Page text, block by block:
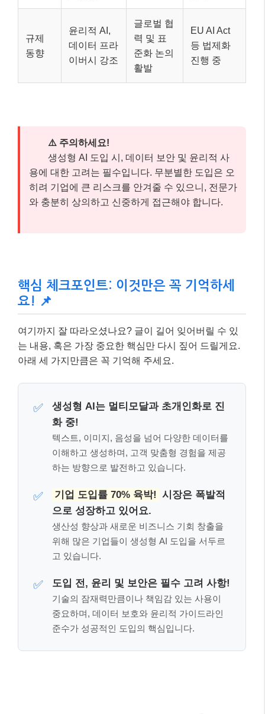
규제
동향
윤리적 AI,
데이터 프라
이버시 강조
글로벌 협
력 및 표
준화 논의
활발
EU AI Act
등 법제화
진행 중
⚠️ 주의하세요!
생성형 AI 도입 시, 데이터 보안 및 윤리적 사
용에 대한 고려는 필수입니다. 무분별한 도입은 오
히려 기업에 큰 리스크를 안겨줄 수 있으니, 전문가
와 충분히 상의하고 신중하게 접근해야 합니다.
핵심 체크포인트: 이것만은 꼭 기억하세
요! 📌
여기까지 잘 따라오셨나요? 글이 길어 잊어버릴 수 있
는 내용, 혹은 가장 중요한 핵심만 다시 짚어 드릴게요.
아래 세 가지만큼은 꼭 기억해 주세요.
✅
생성형 AI는 멀티모달과 초개인화로 진
화 중!
텍스트, 이미지, 음성을 넘어 다양한 데이터를
이해하고 생성하며, 고객 맞춤형 경험을 제공
하는 방향으로 발전하고 있습니다.
✅ 기업 도입률 70% 육박! 시장은 폭발적
으로 성장하고 있어요.
생산성 향상과 새로운 비즈니스 기회 창출을
위해 많은 기업들이 생성형 AI 도입을 서두르
고 있습니다.
✅ 도입 전, 윤리 및 보안은 필수 고려 사항!
기술의 잠재력만큼이나 책임감 있는 사용이
중요하며, 데이터 보호와 윤리적 가이드라인
준수가 성공적인 도입의 핵심입니다.